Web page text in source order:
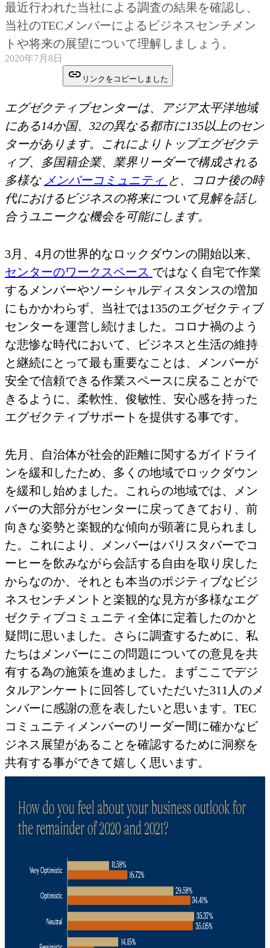
最近行われた当社による調査の結果を確認し、
当社のTECメンバーによるビジネスセンチメン
トや将来の展望について理解しましょう。
2020年7月8日
リンクをコピーしました
エグゼクティブセンターは、アジア太平洋地域
にある14か国、32の異なる都市に135以上のセン
ターがあります。これによりトップエグゼクテ
ィブ、多国籍企業、業界リーダーで構成される
多様な メンバーコミュニティ と、コロナ後の時
代におけるビジネスの将来について見解を話し
合うユニークな機会を可能にします。
3月、4月の世界的なロックダウンの開始以来、
センターのワークスペース ではなく自宅で作業
するメンバーやソーシャルディスタンスの増加
にもかかわらず、当社では135のエグゼクティブ
センターを運営し続けました。コロナ禍のよう
な悲惨な時代において、ビジネスと生活の維持
と継続にとって最も重要なことは、メンバーが
安全で信頼できる作業スペースに戻ることがで
きるように、柔軟性、俊敏性、安心感を持った
エグゼクティブサポートを提供する事です。
先月、自治体が社会的距離に関するガイドライ
ンを緩和したため、多くの地域でロックダウン
を緩和し始めました。これらの地域では、メン
バーの大部分がセンターに戻ってきており、前
向きな姿勢と楽観的な傾向が顕著に見られまし
た。これにより、メンバーはバリスタバーでコ
ーヒーを飲みながら会話する自由を取り戻した
からなのか、それとも本当のポジティブなビジ
ネスセンチメントと楽観的な見方が多様なエグ
ゼクティブコミュニティ全体に定着したのかと
疑問に思いました。さらに調査するために、私
たちはメンバーにこの問題についての意見を共
有する為の施策を進めました。まずここでデジ
タルアンケートに回答していただいた311人のメ
ンバーに感謝の意を表したいと思います。TEC
コミュニティメンバーのリーダー間に確かなビ
ジネス展望があることを確認するために洞察を
共有する事ができて嬉しく思います。